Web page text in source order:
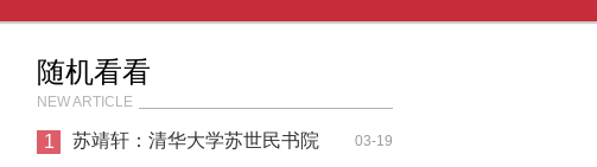
随机看看
NEW ARTICLE
1 苏靖轩：清华大学苏世民书院 03-19